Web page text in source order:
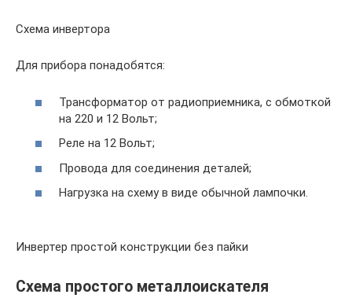
Схема инвертора
Для прибора понадобятся:
Трансформатор от радиоприемника, с обмоткой
на 220 и 12 Вольт;
Реле на 12 Вольт;
Провода для соединения деталей;
Нагрузка на схему в виде обычной лампочки.
Инвертер простой конструкции без пайки
Схема простого металлоискателя